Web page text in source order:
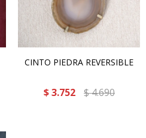
CINTO PIEDRA REVERSIBLE
$ 3.752 $4.690